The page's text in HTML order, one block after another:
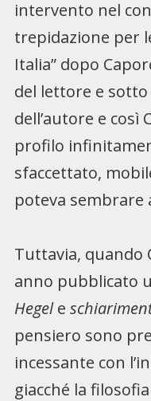
intervento nel
trepidazione per
Italia” dopo
del lettore e
dell’autore e così
profilo
sfaccettato,
poteva sembrare
Tuttavia, quando
anno pubblicato
Hegele
pensiero sono
incessante con
giacché la